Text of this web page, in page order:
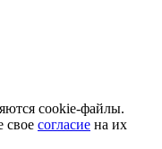
cookie-файлы.
свое согласие на их